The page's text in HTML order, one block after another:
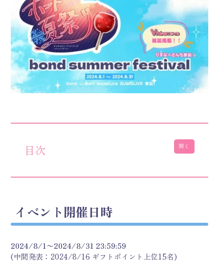
開く
目次
イベント開催日時
2024/8/1〜2024/8/31 23:59:59
(中間発表：2024/8/16 ギフトポイント上位15名)